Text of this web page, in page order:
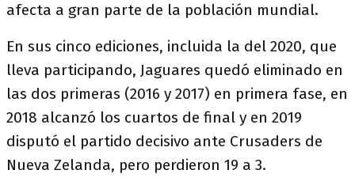
afecta a gran parte de la población mundial.
En sus cinco ediciones, incluida la del 2020, que
lleva participando, Jaguares quedó eliminado en
las dos primeras (2016 y 2017) en primera fase, en
2018 alcanzó los cuartos de final y en 2019
disputó el partido decisivo ante Crusaders de
Nueva Zelanda, pero perdieron 19 a 3.